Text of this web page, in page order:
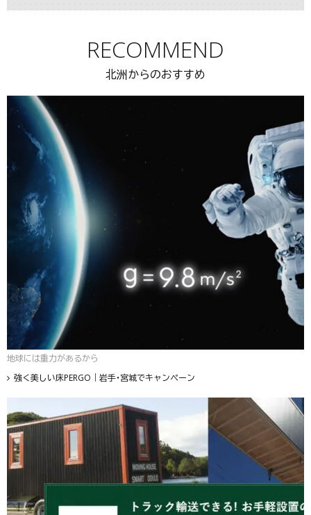
RECOMMEND
北洲からのおすすめ
地球には重力があるから
強く美しい床PERGO｜岩手・宮城でキャンペーン